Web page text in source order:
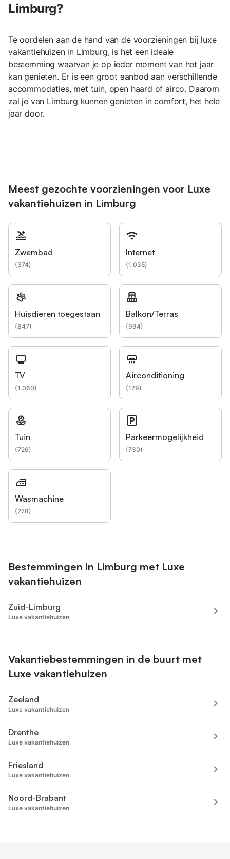
Limburg?
Te oordelen aan de hand van de voorzieningen bij luxe
vakantiehuizen in Limburg, is het een ideale
bestemming waarvan je op ieder moment van het jaar
kan genieten. Er is een groot aanbod aan verschillende
accommodaties, met tuin, open haard of airco. Daarom
zal je van Limburg kunnen genieten in comfort, het hele
jaar door.
Meest gezochte voorzieningen voor Luxe
vakantiehuizen in Limburg
Zwembad
(374)
Internet
(1.035)
Huisdieren toegestaan
(847)
Balkon/Terras
(994)
TV
(1.060)
Airconditioning
(179)
Tuin
(726)
Parkeermogelijkheid
(730)
Wasmachine
(278)
Bestemmingen in Limburg met Luxe
vakantiehuizen
Zuid-Limburg
Luxe vakantiehuizen
Vakantiebestemmingen in de buurt met
Luxe vakantiehuizen
Zeeland
Luxe vakantiehuizen
Drenthe
Luxe vakantiehuizen
Friesland
Luxe vakantiehuizen
Noord-Brabant
Luxe vakantiehuizen